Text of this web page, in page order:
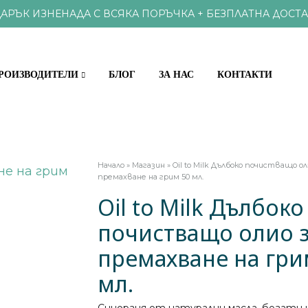
ИЗНЕНАДА С ВСЯКА ПОРЪЧКА + БЕЗПЛАТНА
ВИТАМИНИ И
АМИНОКИСЕЛИНИ И
БЛОГ ЗА НАС КОНТАКТИ
Начало» Магазин » Oil to Milk Дълбоко почистващо
премахване на грим 50 мл.
Oil to Milk Дълбоко
почистващо олио
премахване на
мл.